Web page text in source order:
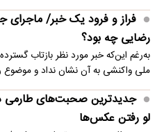
فراز و فرود یک خبر/ ماجرای
رضایی چه بود؟
به‌رغم این‌که خبر مورد نظر بازتاب
ملی واکنشی به آن نشان نداد و موضوع
جدیدترین صحبت‌های طارمی
لو رفتن عکس‌ها